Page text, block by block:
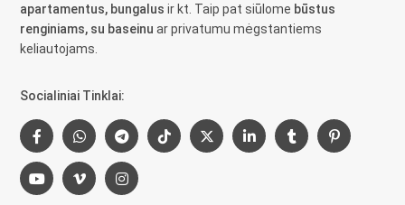
apartamentus, bungalus ir kt. Taip pat siūlome būstus
renginiams, su baseinu ar privatumu mėgstantiems
keliautojams.
Socialiniai Tinklai: